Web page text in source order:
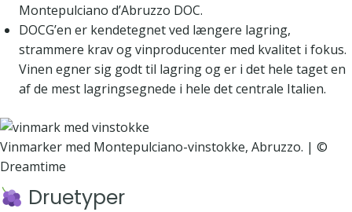
Montepulciano d’Abruzzo DOC.
DOCG’en er kendetegnet ved længere lagring,
strammere krav og vinproducenter med kvalitet i fokus.
Vinen egner sig godt til lagring og er i det hele taget en
af de mest lagringsegnede i hele det centrale Italien.
Vinmarker med Montepulciano-vinstokke, Abruzzo. | ©
Dreamtime
Druetyper